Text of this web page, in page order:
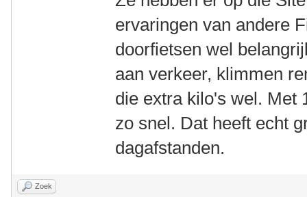
ervaringen van andere
doorfietsen wel
aan verkeer, klimmen
die extra kilo's wel. Met
zo snel. Dat heeft echt
dagafstanden.
Zoek